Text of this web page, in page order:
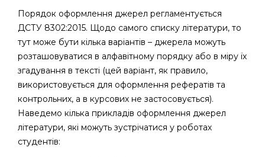
Порядок оформлення джерел регламентується
ДСТУ 8302:2015. Щодо самого списку літератури, то
тут може бути кілька варіантів – джерела можуть
розташовуватися в алфавітному порядку або в міру їх
згадування в тексті (цей варіант, як правило,
використовується для оформлення рефератів та
контрольних, а в курсових не застосовується).
Наведемо кілька прикладів оформлення джерел
літератури, які можуть зустрічатися у роботах
студентів: